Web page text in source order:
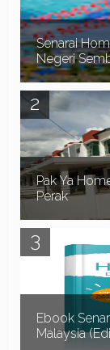
Senarai
Negeri
kali ini kita
yang ada
Pak Ya
Perak
Pak Ya Homestay
merupakan
mempunyai 4
Ebook
Malaysia